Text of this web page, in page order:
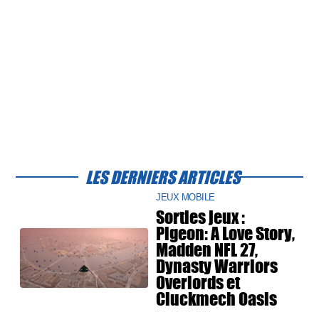
LES DERNIERS ARTICLES
JEUX MOBILE
Sorties jeux :
Pigeon: A Love Story,
Madden NFL 27,
Dynasty Warriors
Overlords et
Cluckmech Oasis